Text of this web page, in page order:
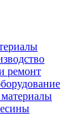
ремонт